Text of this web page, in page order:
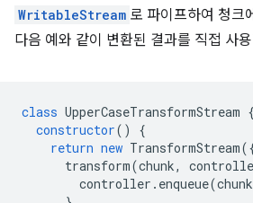
WritableStream 로 파이프하여 청크
다음 예와 같이 변환된 결과를 직접 사
class UpperCaseTransformStream {
constructor()
{
return new TransformStream
transform(chunk,
controller . enqueue(chunk